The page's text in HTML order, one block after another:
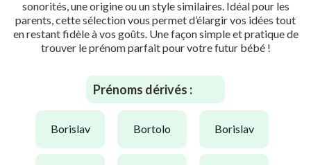
sonorités, une origine ou un style similaires. Idéal pour les
parents, cette sélection vous permet d’élargir vos idées tout
en restant fidèle à vos goûts. Une façon simple et pratique de
trouver le prénom parfait pour votre futur bébé !
Prénoms dérivés :
borislav bortolo borislav